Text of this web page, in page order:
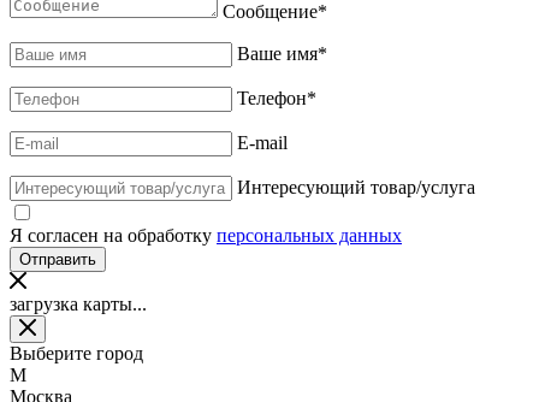
Сообщение*
Ваше имя*
Телефон*
E-mail
Интересующий товар/услуга
Я согласен на обработку персональных данных
загрузка карты...
Выберите город
М
Москва